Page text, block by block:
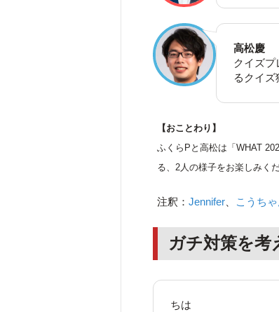
高松慶
クイズ
るクイズ
【おことわり】
ふくらPと高松は「WHAT
る、2人の様子をお楽しみくだ
注釈：Jennifer こうち
ガチ対策を考
ちは